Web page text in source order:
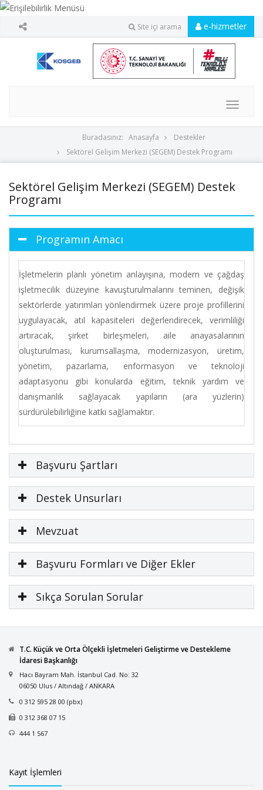
Site içi arama e-hizmetler
MENU
Buradasınız: Anasayfa
Destekler
Sektörel Gelişim Merkezi (SEGEM) Destek Programı
Sektörel Gelişim Merkezi (SEGEM) Destek
Programı
Programın Amacı
İşletmelerin planlı yönetim anlayışına, modern ve çağdaş
işletmecilik düzeyine kavuşturulmalarını teminen, değişik
sektörlerde yatırımları yönlendirmek üzere proje profillerini
uygulayacak, atıl kapasiteleri değerlendirecek, verimliliği
artıracak, şirket birleşmeleri, aile anayasalarının
oluşturulması, kurumsallaşma, modernizasyon, üretim,
yönetim, pazarlama, enformasyon ve teknoloji
adaptasyonu gibi konularda eğitim, teknik yardım ve
danışmanlık sağlayacak yapıların (ara yüzlerin)
sürdürülebilirliğine katkı sağlamaktır.
Başvuru Şartları
Destek Unsurları
Mevzuat
Başvuru Formları ve Diğer Ekler
Sıkça Sorulan Sorular
T.C. Küçük ve Orta Ölçekli İşletmeleri Geliştirme ve Destekleme
İdaresi Başkanlığı
Hacı Bayram Mah. İstanbul Cad. No: 32
06050 Ulus / Altındağ / ANKARA
0 312 595 28 00 (pbx)
0 312 368 07 15
444 1 567
Kayıt İşlemleri